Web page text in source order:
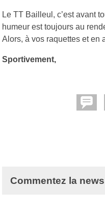
Le TT Bailleul, c’est avant
humeur est toujours au
Alors, à vos raquettes et en
Sportivement,
Commentez la news